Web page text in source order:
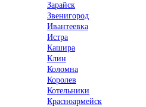
Зарайск
Звенигород
Ивантеевка
Истра
Кашира
Клин
Коломна
Королев
Котельники
Красноармейск